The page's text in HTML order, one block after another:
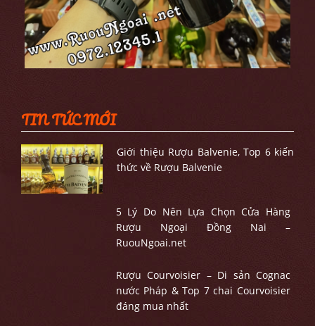
TIN TỨC MỚI
Giới thiệu Rượu Balvenie, Top 6 kiến
thức về Rượu Balvenie
5 Lý Do Nên Lựa Chọn Cửa Hàng
Rượu Ngoại Đồng Nai –
RuouNgoai.net
Rượu Courvoisier – Di sản Cognac
nước Pháp & Top 7 chai Courvoisier
đáng mua nhất